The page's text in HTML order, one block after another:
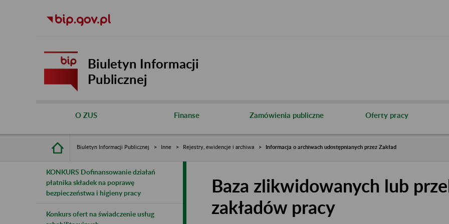
Biuletyn Informacji
Publicznej
O ZUS Finanse Zamówienia publiczne Oferty pracy
Biuletyn Informacji Publicznej Inne Rejestry, ewidencje i archiwa Informacja o archiwach udostępnianych przez Zakład
KONKURS Dofinansowanie działań
płatnika składek na poprawę
bezpieczeństwa i higieny pracy
Konkurs ofert na świadczenie usług
Baza zlikwidowanych lub
zakładów pracy